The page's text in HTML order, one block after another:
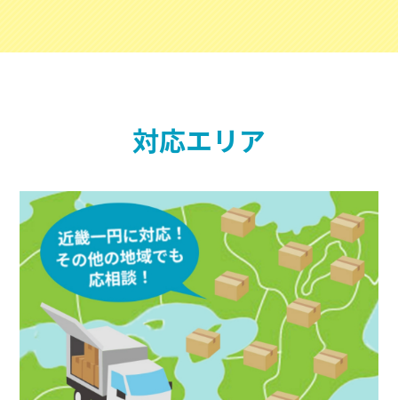
対応エリア